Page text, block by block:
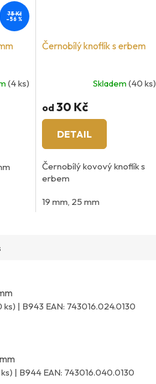
75 Kč
–56 %
(4 ks)
Černobílý knoflík s erbem
Skladem(40 ks)
od30 Kč
DETAIL
Černobílý kovový knoflík s
erbem
19 mm, 25 mm
ks) | B943 EAN: 743016.024.0130
| B944 EAN: 743016.040.0130